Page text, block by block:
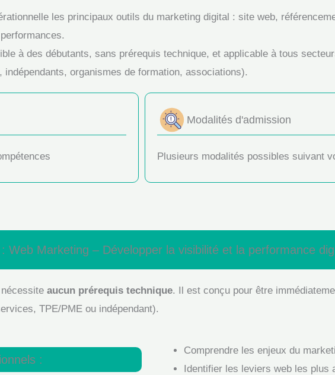
les principaux outils du marketing digital : site web,
à des débutants, sans prérequis technique, et applicable à tous
organismes de formation, associations).
Modalités d'admission
Plusieurs modalités possibles suivant
Web Marketing – Développer la visibilité et la performance
nécessite aucun prérequis technique. Il est conçu pour être
TPE/PME ou indépendant).
:
Comprendre les enjeux du
Identifier les leviers web les plus